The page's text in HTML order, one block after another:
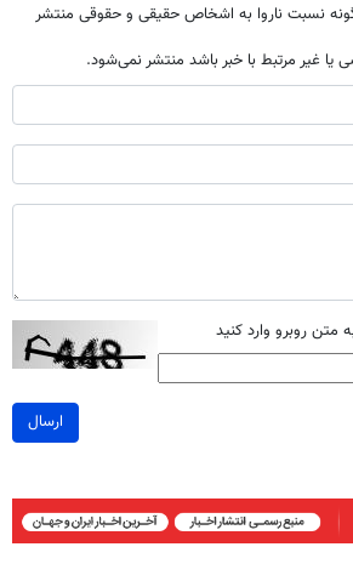
نسبت ناروا به اشخاص حقیقی و حقوقی منتشر
یا غیر مرتبط با خبر باشد منتشر نمی‌شود.
متن روبرو وارد کنید
ارسال